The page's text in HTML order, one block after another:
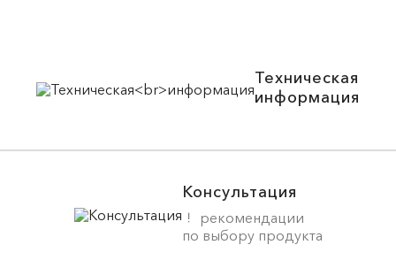
Техническая
информация
Консультация
рекомендации
по выбору продукта